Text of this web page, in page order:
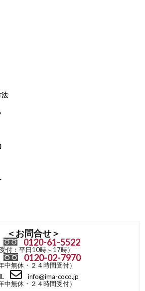
法
＜お問合せ＞
0120-61-5522
受付：平日10時～17時）
0120-02-7970
中無休・２４時間受付）
info@ima-coco.jp
中無休・２４時間受付）